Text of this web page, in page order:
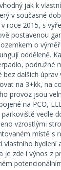
jak k
v současné
roce 2015, s
postavenou
o
odděleně.
podružné
dalších úprav
na 3+kk, na
provoz jsou
na PCO,
vedle
vzrostlými
místě s
bydlení
je zde i výnos z